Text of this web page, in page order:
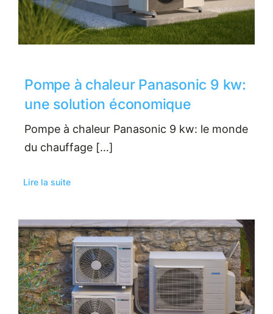
Pompe à chaleur Panasonic 9 kw:
une solution économique
Pompe à chaleur Panasonic 9 kw: le monde
du chauffage […]
Lire la suite